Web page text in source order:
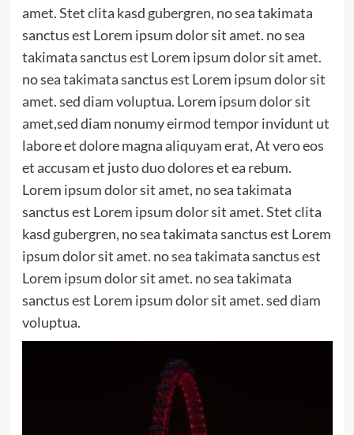
amet. Stet clita kasd gubergren, no sea takimata
sanctus est Lorem ipsum dolor sit amet. no sea
takimata sanctus est Lorem ipsum dolor sit amet.
no sea takimata sanctus est Lorem ipsum dolor sit
amet. sed diam voluptua. Lorem ipsum dolor sit
amet,sed diam nonumy eirmod tempor invidunt ut
labore et dolore magna aliquyam erat, At vero eos
et accusam et justo duo dolores et ea rebum.
Lorem ipsum dolor sit amet, no sea takimata
sanctus est Lorem ipsum dolor sit amet. Stet clita
kasd gubergren, no sea takimata sanctus est Lorem
ipsum dolor sit amet. no sea takimata sanctus est
Lorem ipsum dolor sit amet. no sea takimata
sanctus est Lorem ipsum dolor sit amet. sed diam
voluptua.